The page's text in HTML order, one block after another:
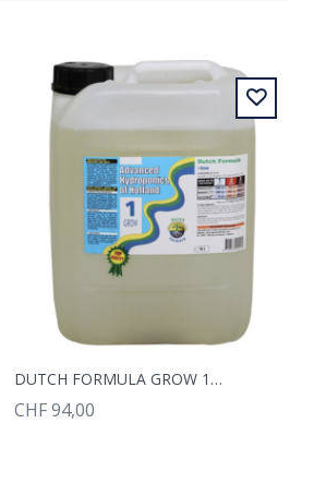
DUTCH FORMULA GROW 10L
CHF 94,00